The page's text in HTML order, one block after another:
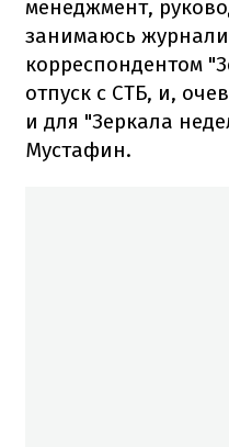
менеджмент,
занимаюсь
корреспондентом
отпуск с СТБ, и,
и для "Зеркала
Мустафин.